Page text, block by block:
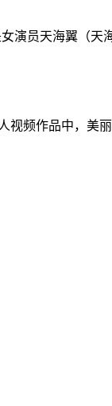
演员天海翼（
频作品中，美